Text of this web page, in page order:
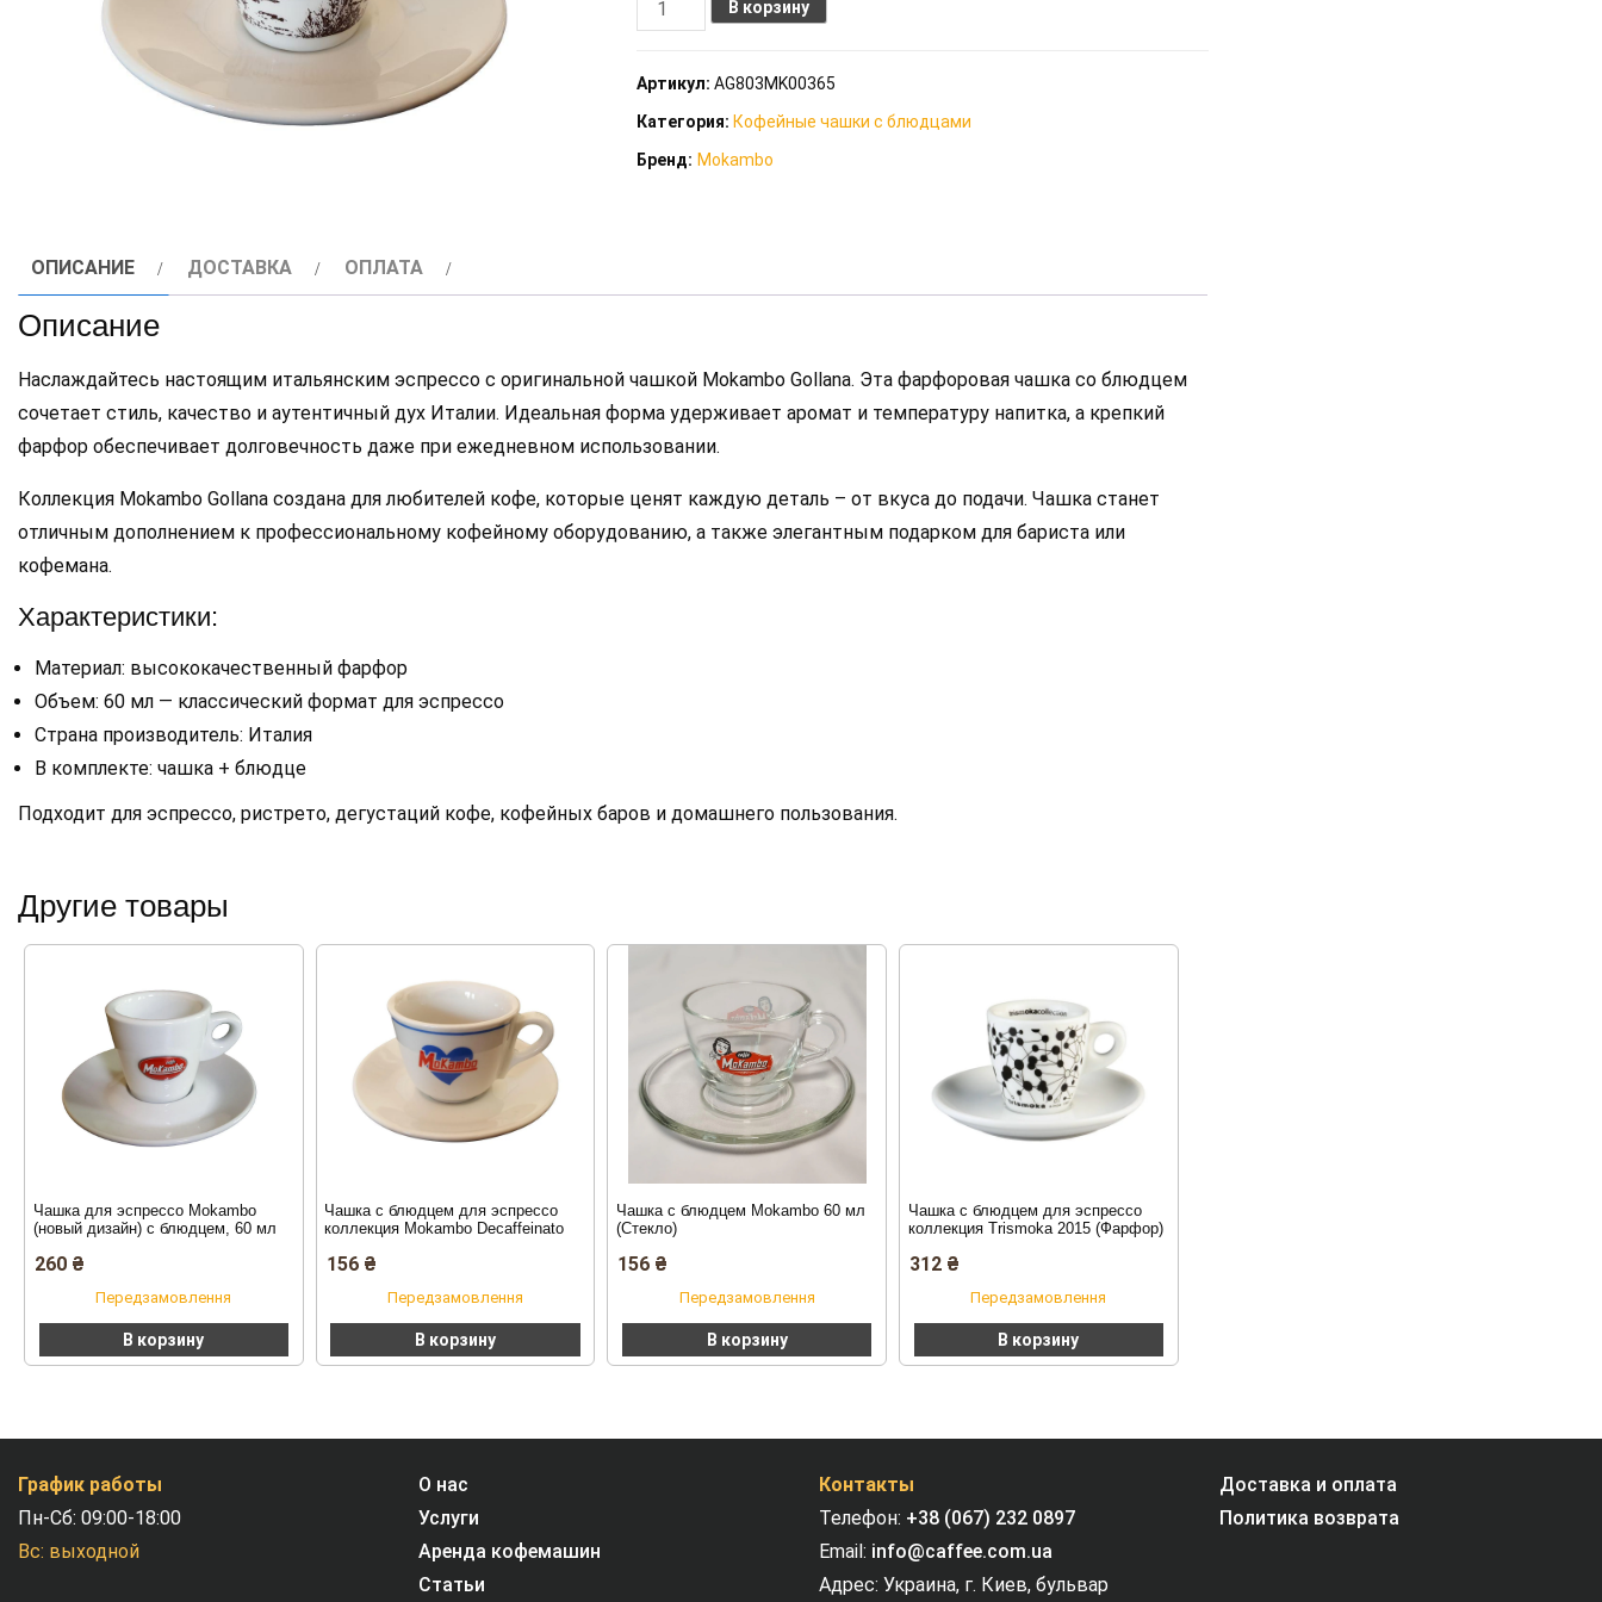
товара
блюдцем
для
Gollana
В корзину
Артикул:AG803MK00365
Категория: Кофейные чашки с блюдцами
Бренд: Mokambo
ОПИСАНИЕ ДОСТАВКА ОПЛАТА
Описание
Наслаждайтесь настоящим итальянским эспрессо с оригинальной чашкой Mokambo Gollana. Эта фарфоровая чашка со блюдцем
сочетает стиль, качество и аутентичный дух Италии. Идеальная форма удерживает аромат и температуру напитка, а крепкий
фарфор обеспечивает долговечность даже при ежедневном использовании.
Коллекция Mokambo Gollana создана для любителей кофе, которые ценят каждую деталь – от вкуса до подачи. Чашка станет
отличным дополнением к профессиональному кофейному оборудованию, а также элегантным подарком для бариста или
кофемана.
Характеристики:
Материал: высококачественный фарфор
Объем: 60 мл — классический формат для эспрессо
Страна производитель: Италия
В комплекте: чашка + блюдце
Подходит для эспрессо, ристрето, дегустаций кофе, кофейных баров и домашнего пользования.
Другие товары
Чашка для эспрессо Mokambo
(новый дизайн) с блюдцем, 60 мл
260 ₴
Передзамовлення
В корзину
Чашка с блюдцем для эспрессо
коллекция Mokambo Decaffeinato
156 ₴
Передзамовлення
В корзину
Чашка с блюдцем Mokambo 60 мл
(Стекло)
156 ₴
Передзамовлення
В корзину
Чашка с блюдцем для эспрессо
коллекция Trismoka 2015 (Фарфор)
312 ₴
Передзамовлення
В корзину
График работы
Пн-Сб: 09:00-18:00
Вс: выходной
О нас
Услуги
Аренда кофемашин
Статьи
Контакты
Телефон: +38 (067) 232 0897
Email: info@caffee.com.ua
Адрес: Украина, г. Киев, бульвар
Доставка и оплата
Политика возврата